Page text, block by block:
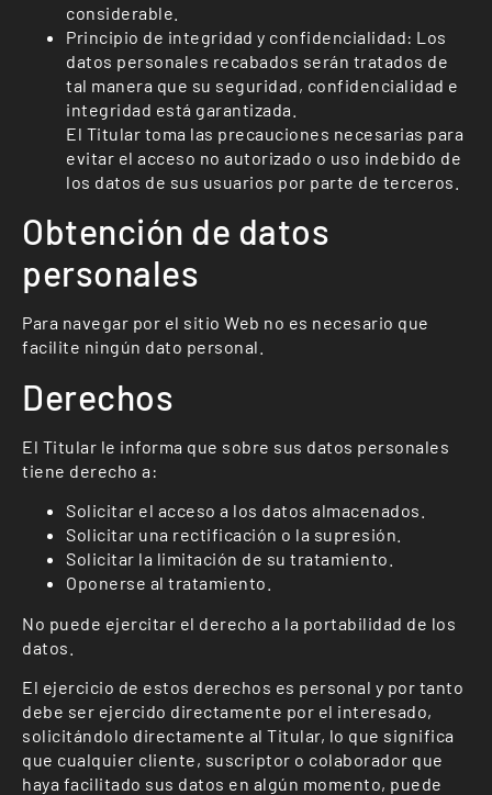
considerable.
Principio de integridad y confidencialidad: Los
datos personales recabados serán tratados de
tal manera que su seguridad, confidencialidad e
integridad está garantizada.
El Titular toma las precauciones necesarias para
evitar el acceso no autorizado o uso indebido de
los datos de sus usuarios por parte de terceros.
Obtención de datos
personales
Para navegar por el sitio Web no es necesario que
facilite ningún dato personal.
Derechos
El Titular le informa que sobre sus datos personales
tiene derecho a:
Solicitar el acceso a los datos almacenados.
Solicitar una rectificación o la supresión.
Solicitar la limitación de su tratamiento.
Oponerse al tratamiento.
No puede ejercitar el derecho a la portabilidad de los
datos.
El ejercicio de estos derechos es personal y por tanto
debe ser ejercido directamente por el interesado,
solicitándolo directamente al Titular, lo que significa
que cualquier cliente, suscriptor o colaborador que
haya facilitado sus datos en algún momento, puede